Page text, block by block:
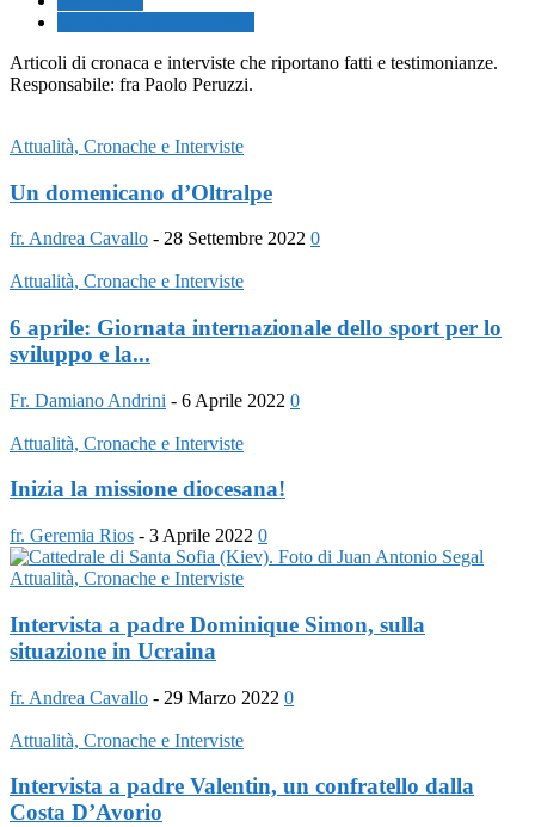
Articoli di cronaca e interviste che riportano fatti e testimonianze.
Responsabile: fra Paolo Peruzzi.
Attualità, Cronache e Interviste
Un domenicano d’Oltralpe
fr. Andrea Cavallo - 28 Settembre 2022 0
Attualità, Cronache e Interviste
6 aprile: Giornata internazionale dello sport per lo
sviluppo e la...
Fr. Damiano Andrini - 6 Aprile 2022 0
Attualità, Cronache e Interviste
Inizia la missione diocesana!
fr. Geremia Rios - 3 Aprile 2022 0
Attualità, Cronache e Interviste
Intervista a padre Dominique Simon, sulla
situazione in Ucraina
fr. Andrea Cavallo - 29 Marzo 2022 0
Attualità, Cronache e Interviste
Intervista a padre Valentin, un confratello dalla
Costa D’Avorio